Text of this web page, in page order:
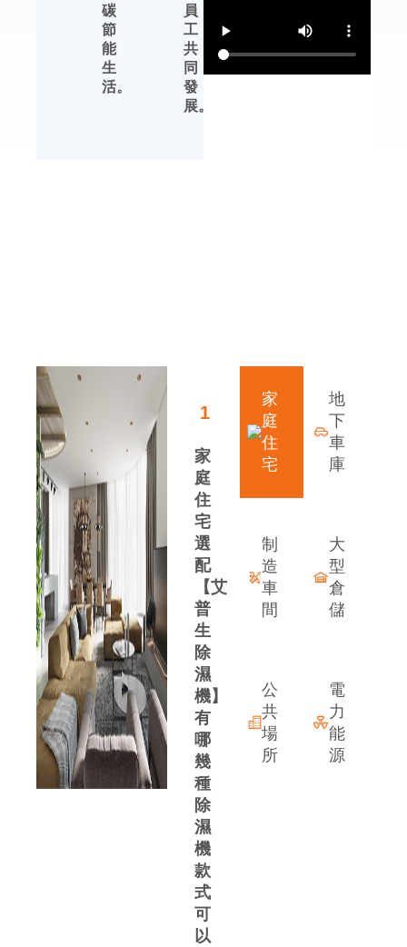
杭州川田電器擁有自
主品牌，中文標識
【友川】，英文標識
【YOTREE】。川田
電器——核心產品 川
碳
節
能
生
活。
員
工
共
同
發
展。
1
家
庭
住
宅
選
配
【艾
普
生
除
濕
機】
有
哪
幾
種
除
濕
機
款
式
可
以
家
庭
住
宅
地
下
車
庫
制
造
車
間
大
型
倉
儲
公
共
場
所
電
力
能
源